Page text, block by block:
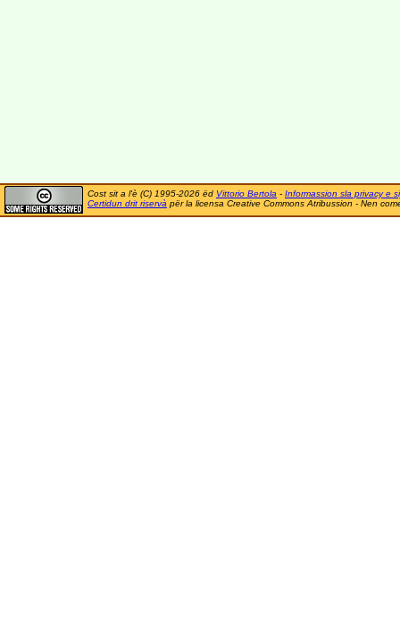
Cost sit a l'è (C) 1995-2026 ëd Vittorio Bertola - Informassion sla privacy e
Certidun drit riservà për la licensa Creative Commons Atribussion - Nen